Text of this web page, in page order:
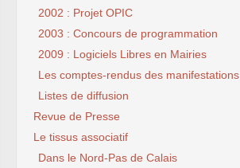
2002 : Projet OPIC
2003 : Concours de programmation
2009 : Logiciels Libres en Mairies
Les comptes-rendus des manifestations
Listes de diffusion
Revue de Presse
Le tissus associatif
Dans le Nord-Pas de Calais